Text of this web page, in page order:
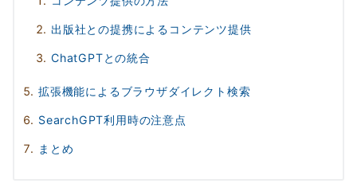
出版社との提携によるコンテンツ提供
ChatGPTとの統合
拡張機能によるブラウザダイレクト検索
SearchGPT利用時の注意点
まとめ